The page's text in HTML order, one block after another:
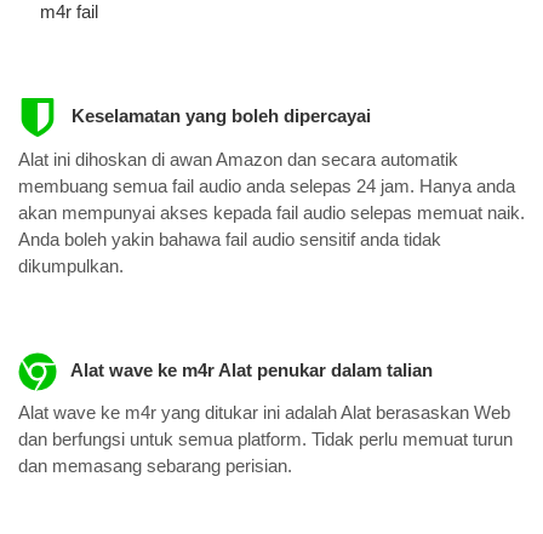
m4r fail
Keselamatan yang boleh dipercayai
Alat ini dihoskan di awan Amazon dan secara automatik
membuang semua fail audio anda selepas 24 jam. Hanya anda
akan mempunyai akses kepada fail audio selepas memuat naik.
Anda boleh yakin bahawa fail audio sensitif anda tidak
dikumpulkan.
Alat wave ke m4r Alat penukar dalam talian
Alat wave ke m4r yang ditukar ini adalah Alat berasaskan Web
dan berfungsi untuk semua platform. Tidak perlu memuat turun
dan memasang sebarang perisian.